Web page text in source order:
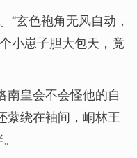
“玄色袍角无风自动，
小崽子胆大包天，竟
南皇会不会怪他的自
萦绕在袖间，峒林王